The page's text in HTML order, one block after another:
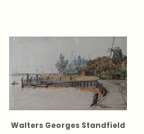
Walters Georges Standfield